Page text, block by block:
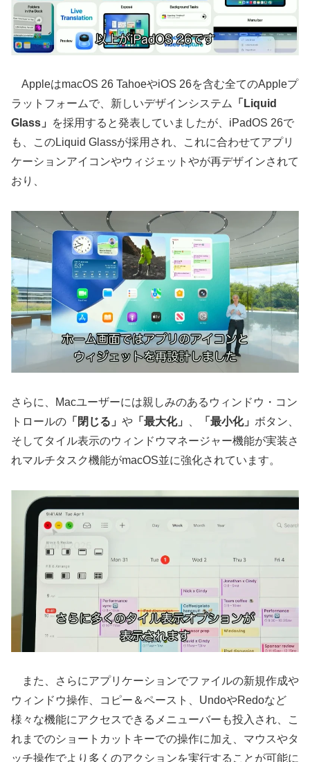
AppleはmacOS 26 TahoeやiOS 26を含む全てのAppleプ
ラットフォームで、新しいデザインシステム
「Liquid
Glass」
を採用すると発表していましたが、iPadOS 26で
も、このLiquid Glassが採用され、これに合わせてアプリ
ケーションアイコンやウィジェットやが再デザインされて
おり、
さらに、Macユーザーには親しみのあるウィンドウ・コン
トロールの 「閉じる」 や 「最大化」 「最小化」 ボタン、
そしてタイル表示のウィンドウマネージャー機能が実装さ
れマルチタスク機能がmacOS並に強化されています。
また、さらにアプリケーションでファイルの新規作成や
ウィンドウ操作、コピー＆ペースト、UndoやRedoなど
様々な機能にアクセスできるメニューバーも投入され、こ
れまでのショートカットキーでの操作に加え、マウスやタ
ッチ操作でより多くのアクションを実行することが可能に